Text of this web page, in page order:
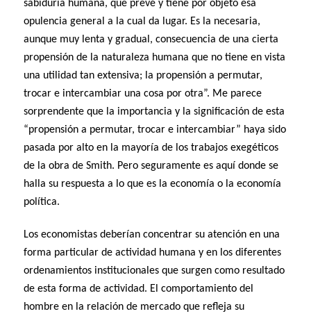
sabiduría humana, que prevé y tiene por objeto esa
opulencia general a la cual da lugar. Es la necesaria,
aunque muy lenta y gradual, consecuencia de una cierta
propensión de la naturaleza humana que no tiene en vista
una utilidad tan extensiva; la propensión a permutar,
trocar e intercambiar una cosa por otra”. Me parece
sorprendente que la importancia y la significación de esta
“propensión a permutar, trocar e intercambiar” haya sido
pasada por alto en la mayoría de los trabajos exegéticos
de la obra de Smith. Pero seguramente es aquí donde se
halla su respuesta a lo que es la economía o la economía
política.
Los economistas deberían concentrar su atención en una
forma particular de actividad humana y en los diferentes
ordenamientos institucionales que surgen como resultado
de esta forma de actividad. El comportamiento del
hombre en la relación de mercado que refleja su